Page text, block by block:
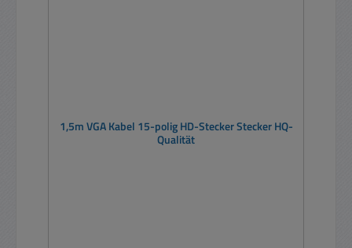
1,5m VGA Kabel 15-polig HD-Stecker Stecker HQ-
Qualität